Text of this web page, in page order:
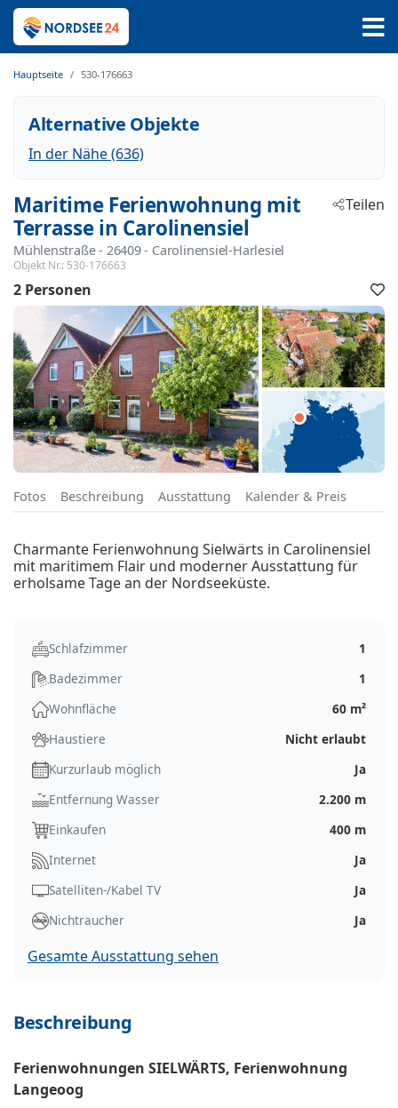
Hauptseite 530-176663
Alternative Objekte
In der Nähe (636)
Maritime Ferienwohnung mit
Terrasse in Carolinensiel
Mühlenstraße - 26409 - Carolinensiel-Harlesiel
Objekt Nr.: 530-176663
Teilen
2 Personen
Fotos Beschreibung Ausstattung Kalender & Preis
Charmante Ferienwohnung Sielwärts in Carolinensiel
mit maritimem Flair und moderner Ausstattung für
erholsame Tage an der Nordseeküste.
Schlafzimmer
1
Badezimmer
1
Wohnfläche
60 m²
Haustiere
Nicht erlaubt
Kurzurlaub möglich
Ja
Entfernung Wasser
2.200 m
Einkaufen
400 m
Internet
Ja
Satelliten-/Kabel TV
Ja
Nichtraucher
Ja
Gesamte Ausstattung sehen
Beschreibung
Ferienwohnungen SIELWÄRTS, Ferienwohnung
Langeoog